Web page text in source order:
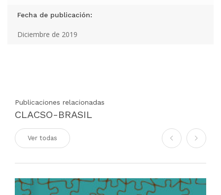
Fecha de publicación:
Diciembre de 2019
Publicaciones relacionadas
CLACSO-BRASIL
Ver todas